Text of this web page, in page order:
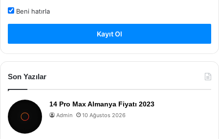
Beni hatırla
Kayıt Ol
Son Yazılar
14 Pro Max Almanya Fiyatı 2023
Admin 10 Ağustos 2026